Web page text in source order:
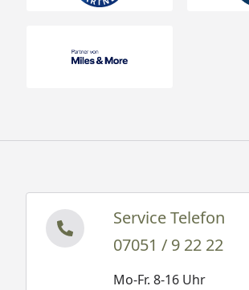
Service Telefon
07051 / 9 22 22
Mo-Fr. 8-16 Uhr